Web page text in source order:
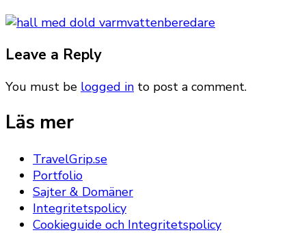
Leave a Reply
You must be logged in to post a comment.
Läs mer
TravelGrip.se
Portfolio
Sajter & Domäner
Integritetspolicy
Cookieguide och Integritetspolicy